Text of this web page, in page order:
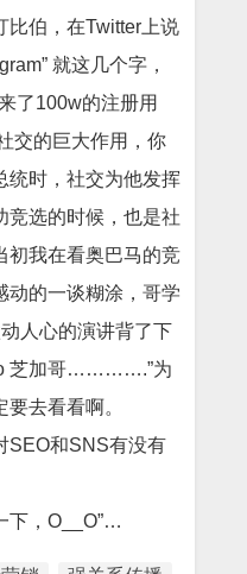
比伯，在Twitter上说
就这几个字，
了100w的注册用
交的巨大作用，你
统时，社交为他发挥
竞选的时候，也是社
初我在看奥巴马的竞
动的一谈糊涂，哥学
人心的演讲背了下
芝加哥………….”为
要去看看啊。
SEO和SNS有没有
下，O__O”…